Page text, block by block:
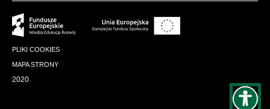
PLIKI COOKIES
MAPA STRONY
2020